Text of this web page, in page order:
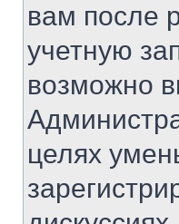
вам после
учетную
возможно
целях